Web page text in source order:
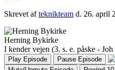
Skrevet afteknikteam d. 26. april
Herning Bykirke
I kender vejen (3. s. e. påske -
Play Episode
Pause Episode